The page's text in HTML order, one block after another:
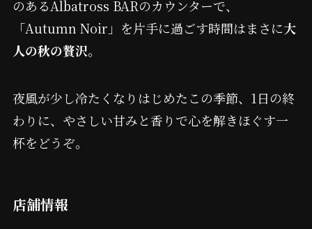
のあるAlbatross BARのカウンターで、
「Autumn Noir」を片手に過ごす時間はまさに大
人の秋の贅沢。
夜風が少し冷たくなりはじめたこの季節、1日の終
わりに、やさしい甘みと香りで心を解きほぐす一
杯をどうぞ。
店舗情報